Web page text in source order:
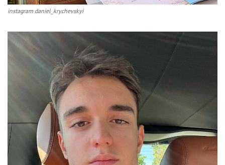
instagram daniel_krychevskyi